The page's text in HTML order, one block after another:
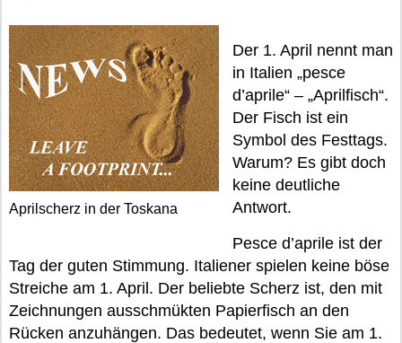
Aprilscherz in der Toskana
Der 1. April nennt man
in Italien „pesce
d’aprile“ – „Aprilfisch“.
Der Fisch ist ein
Symbol des Festtags.
Warum? Es gibt doch
keine deutliche
Antwort.
Pesce d’aprile ist der
Tag der guten Stimmung. Italiener spielen keine böse
Streiche am 1. April. Der beliebte Scherz ist, den mit
Zeichnungen ausschmükten Papierfisch an den
Rücken anzuhängen. Das bedeutet, wenn Sie am 1.